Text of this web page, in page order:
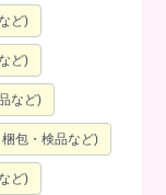
ど)
ど)
など)
包・検品など)
ど)